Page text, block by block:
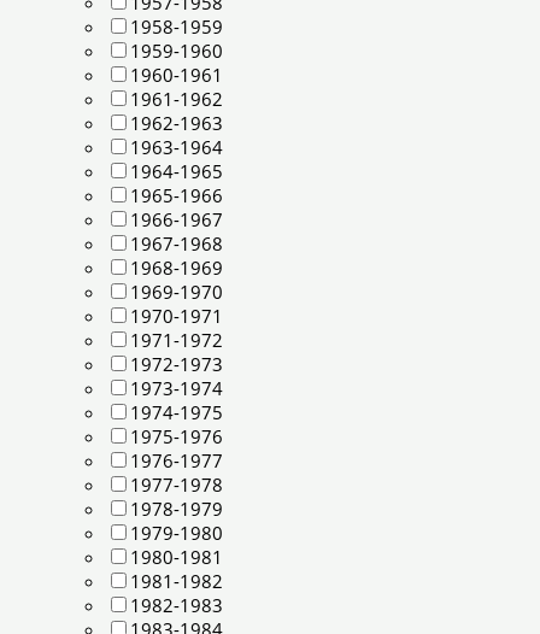
1958-1959
1959-1960
1960-1961
1961-1962
1962-1963
1963-1964
1964-1965
1965-1966
1966-1967
1967-1968
1968-1969
1969-1970
1970-1971
1971-1972
1972-1973
1973-1974
1974-1975
1975-1976
1976-1977
1977-1978
1978-1979
1979-1980
1980-1981
1981-1982
1982-1983